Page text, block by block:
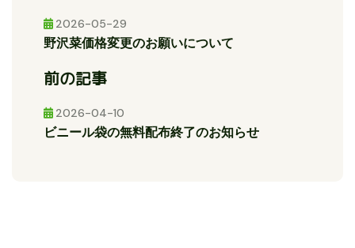
2026-05-29
野沢菜価格変更のお願いについて
前の記事
2026-04-10
ビニール袋の無料配布終了のお知らせ